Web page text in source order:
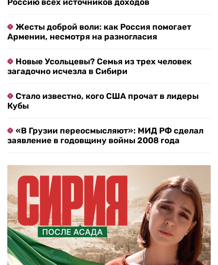
Россию всех источников доходов
Жесты доброй воли: как Россия помогает
Армении, несмотря на разногласия
Новые Усольцевы? Семья из трех человек
загадочно исчезла в Сибири
Стало известно, кого США прочат в лидеры
Кубы
«В Грузии переосмысляют»: МИД РФ сделал
заявление в годовщину войны 2008 года